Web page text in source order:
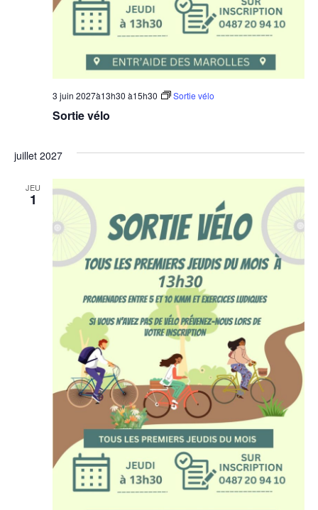
Sortie vélo
3 juin 2027à13h30 à15h30 Sortie vélo
juillet 2027
JEU
1